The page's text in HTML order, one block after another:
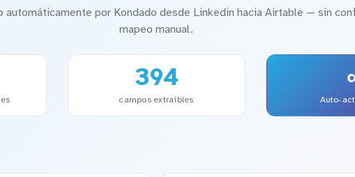
automáticamente por Kondado desde Linkedin hacia Airtable — sin
mapeo manual.
394
campos extraíbles Auto-